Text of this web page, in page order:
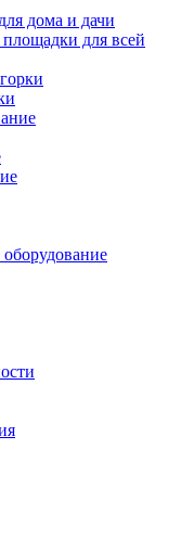
дома и дачи
для всей